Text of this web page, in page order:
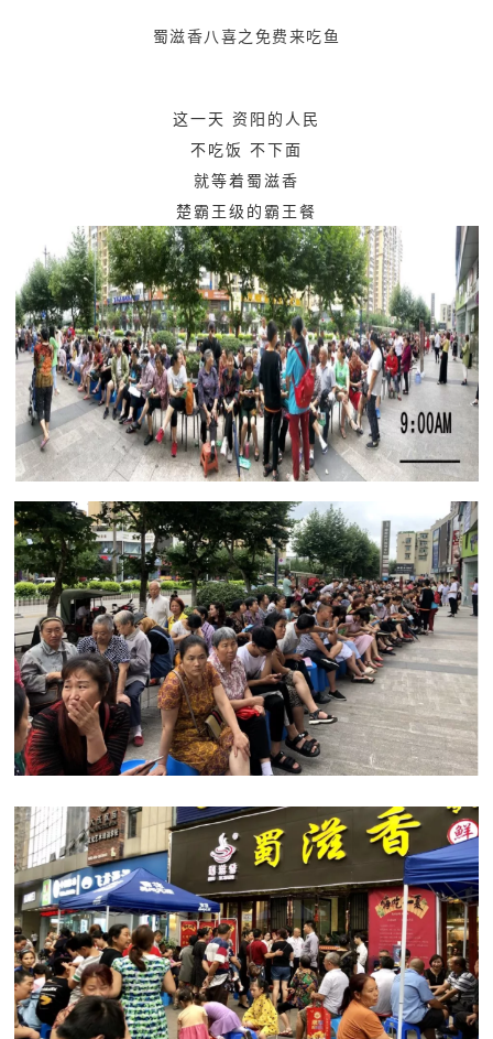
蜀滋香八喜之免费来吃鱼
这一天 资阳的人民
不吃饭 不下面
就等着蜀滋香
楚霸王级的霸王餐